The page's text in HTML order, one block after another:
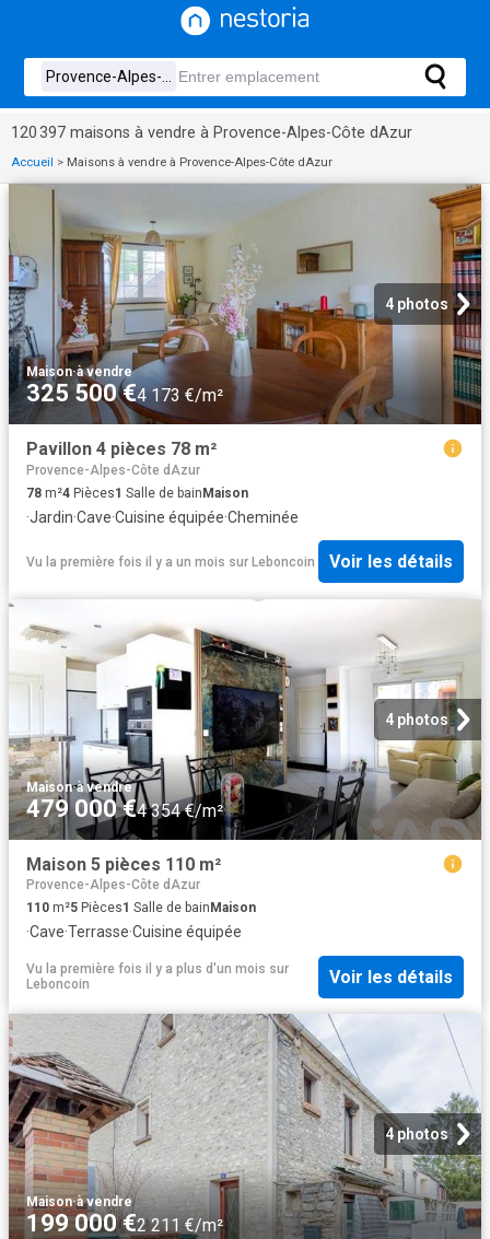
120 397 maisons à vendre à Provence-Alpes-Côte dAzur
Accueil > Maisons à vendre à Provence-Alpes-Côte dAzur
4 photos
Maison·à vendre
325 500 €4 173 €/m²
Pavillon 4 pièces 78 m²
Provence-Alpes-Côte dAzur
78 m²4 Pièces1 Salle de bainMaison
·Jardin·Cave·Cuisine équipée·Cheminée
Vu la première fois il y a un mois sur Leboncoin Voir les détails
4 photos
Maison·à vendre
479 000 €4 354 €/m²
Maison 5 pièces 110 m²
Provence-Alpes-Côte dAzur
110 m²5 Pièces1 Salle de bain Maison
·Cave·Terrasse·Cuisine équipée
Vu la première fois il y a plus d'un mois sur
Leboncoin
Voir les détails
4 photos
Maison·à vendre
199 000 €2 211 €/m²